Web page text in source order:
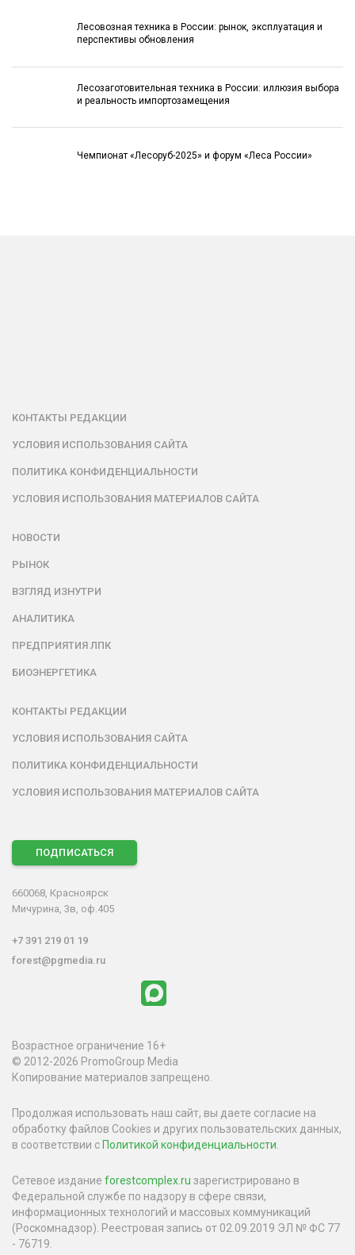
Лесовозная техника в России: рынок, эксплуатация и
перспективы обновления
Лесозаготовительная техника в России: иллюзия выбора
и реальность импортозамещения
Чемпионат «Лесоруб-2025» и форум «Леса России»
КОНТАКТЫ РЕДАКЦИИ
УСЛОВИЯ ИСПОЛЬЗОВАНИЯ САЙТА
ПОЛИТИКА КОНФИДЕНЦИАЛЬНОСТИ
УСЛОВИЯ ИСПОЛЬЗОВАНИЯ МАТЕРИАЛОВ САЙТА
НОВОСТИ
РЫНОК
ВЗГЛЯД ИЗНУТРИ
АНАЛИТИКА
ПРЕДПРИЯТИЯ ЛПК
БИОЭНЕРГЕТИКА
КОНТАКТЫ РЕДАКЦИИ
УСЛОВИЯ ИСПОЛЬЗОВАНИЯ САЙТА
ПОЛИТИКА КОНФИДЕНЦИАЛЬНОСТИ
УСЛОВИЯ ИСПОЛЬЗОВАНИЯ МАТЕРИАЛОВ САЙТА
ПОДПИСАТЬСЯ
660068, Красноярск
Мичурина, 3в, оф.405
+7 391 219 01 19
forest@pgmedia.ru
Возрастное ограничение 16+
© 2012-2026 PromoGroup Media
Копирование материалов запрещено.
Продолжая использовать наш сайт, вы даете согласие на
обработку файлов Cookies и других пользовательских данных,
в соответствии с Политикой конфиденциальности
Сетевое издание forestcomplex.ru зарегистрировано в
Федеральной службе по надзору в сфере связи,
информационных технологий и массовых коммуникаций
(Роскомнадзор). Реестровая запись от 02.09.2019 ЭЛ № ФС 77
- 76719.